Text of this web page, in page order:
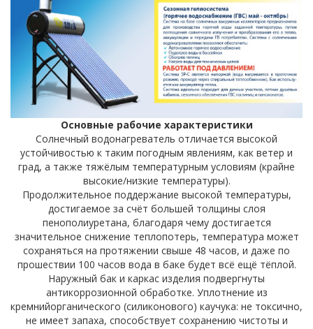
Основные рабочие характеристики
Солнечный водонагреватель отличается высокой
устойчивостью к таким погодным явлениям, как ветер и
град, а также тяжёлым температурным условиям (крайне
высокие/низкие температуры).
Продолжительное поддержание высокой температуры,
достигаемое за счёт большей толщины слоя
пенополиуретана, благодаря чему достигается
значительное снижение теплопотерь, температура может
сохраняться на протяжении свыше 48 часов, и даже по
прошествии 100 часов вода в баке будет всё ещё тёплой.
Наружный бак и каркас изделия подвергнуты
антикоррозионной обработке. Уплотнение из
кремнийорганического (силиконового) каучука: не токсично,
не имеет запаха, способствует сохранению чистоты и